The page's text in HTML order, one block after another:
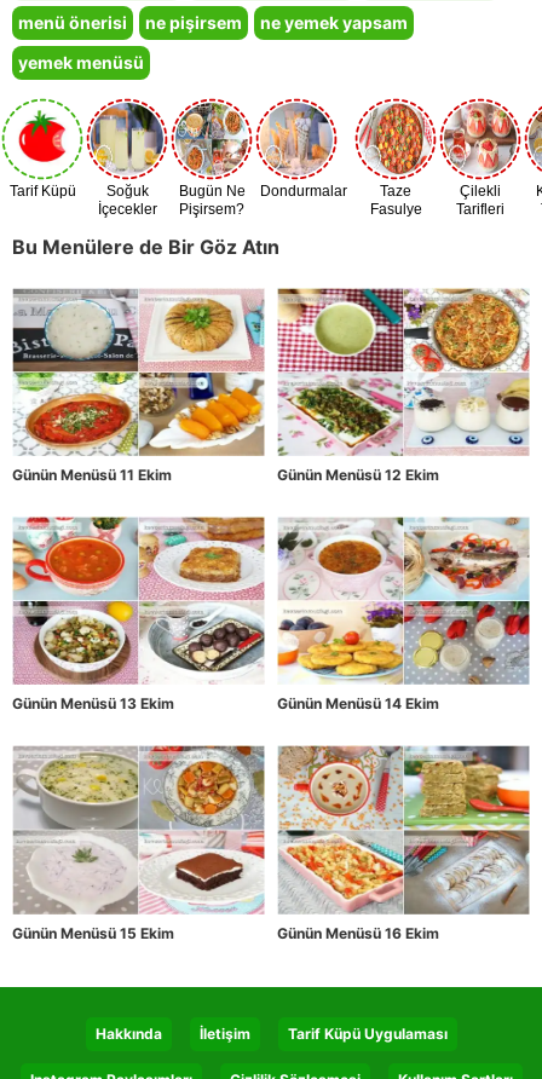
menü önerisi
ne pişirsem
ne yemek yapsam
yemek menüsü
Tarif Küpü
Soğuk
İçecekler
Bugün Ne
Pişirsem?
Dondurmalar
Taze
Fasulye
Çilekli
Tarifleri
Bu Menülere de Bir Göz Atın
Günün Menüsü 11 Ekim Günün Menüsü 12 Ekim
Günün Menüsü 13 Ekim Günün Menüsü 14 Ekim
Günün Menüsü 15 Ekim Günün Menüsü 16 Ekim
Hakkında İletişim Tarif Küpü Uygulaması